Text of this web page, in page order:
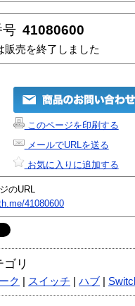
号 41080600
販売を終了しました
このページを印刷する
メールでURLを送る
お気に入りに追加する
のURL
41080600
ゴリ
ク スイッチ ハブ